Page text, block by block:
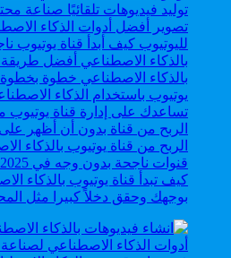
كيف تبدأ قناة يوتيوب بالذكاء
بوجهك وحقق دخلاً كبيرا مثل